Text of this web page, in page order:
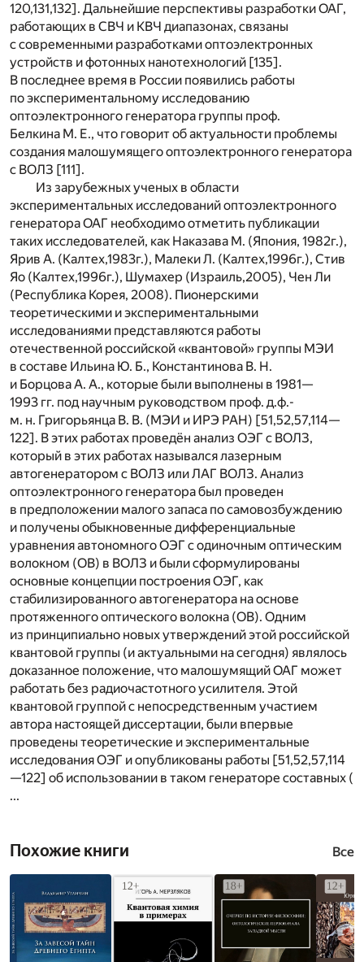
120,131,132]. Дальнейшие перспективы разработки ОАГ,
работающих в СВЧ и КВЧ диапазонах, связаны
с современными разработками оптоэлектронных
устройств и фотонных нанотехнологий [135].
В последнее время в России появились работы
по экспериментальному исследованию
оптоэлектронного генератора группы проф.
Белкина М. Е., что говорит об актуальности проблемы
создания малошумящего оптоэлектронного генератора
с ВОЛЗ [111].
Из зарубежных ученых в области
экспериментальных исследований оптоэлектронного
генератора ОАГ необходимо отметить публикации
таких исследователей, как Наказава М. (Япония, 1982г.),
Ярив А. (Калтех,1983г.), Малеки Л. (Калтех,1996г.), Стив
Яо (Калтех,1996г.), Шумахер (Израиль,2005), Чен Ли
(Республика Корея, 2008). Пионерскими
теоретическими и экспериментальными
исследованиями представляются работы
отечественной российской «квантовой» группы МЭИ
в составе Ильина Ю. Б., Константинова В. Н.
и Борцова А. А., которые были выполнены в 1981—
1993 гг. под научным руководством проф. д.ф.-
м. н. Григорьянца В. В. (МЭИ и ИРЭ РАН) [51,52,57,114—
122]. В этих работах проведён анализ ОЭГ с ВОЛЗ,
который в этих работах назывался лазерным
автогенератором с ВОЛЗ или ЛАГ ВОЛЗ. Анализ
оптоэлектронного генератора был проведен
в предположении малого запаса по самовозбуждению
и получены обыкновенные дифференциальные
уравнения автономного ОЭГ с одиночным оптическим
волокном (ОВ) в ВОЛЗ и были сформулированы
основные концепции построения ОЭГ, как
стабилизированного автогенератора на основе
протяженного оптического волокна (ОВ). Одним
из принципиально новых утверждений этой российской
квантовой группы (и актуальными на сегодня) являлось
доказанное положение, что малошумящий ОАГ может
работать без радиочастотного усилителя. Этой
квантовой группой с непосредственным участием
автора настоящей диссертации, были впервые
проведены теоретические и экспериментальные
исследования ОЭГ и опубликованы работы [51,52,57,114
—122] об использовании в таком генераторе составных (
...
Похожие книги Все